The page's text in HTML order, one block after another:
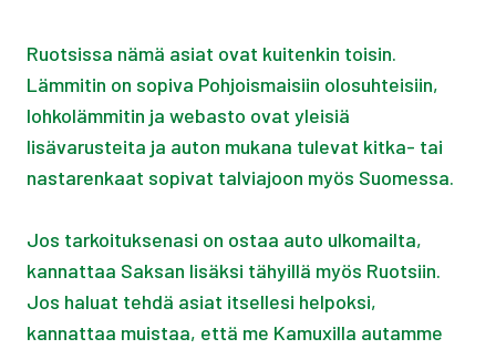
Ruotsissa nämä asiat ovat kuitenkin toisin.
Lämmitin on sopiva Pohjoismaisiin olosuhteisiin,
lohkolämmitin ja webasto ovat yleisiä
lisävarusteita ja auton mukana tulevat kitka- tai
nastarenkaat sopivat talviajoon myös Suomessa.
Jos tarkoituksenasi on ostaa auto ulkomailta,
kannattaa Saksan lisäksi tähyillä myös Ruotsiin.
Jos haluat tehdä asiat itsellesi helpoksi,
kannattaa muistaa, että me Kamuxilla autamme